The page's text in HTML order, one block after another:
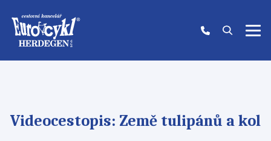
Videocestopis: Země tulipánů a kol